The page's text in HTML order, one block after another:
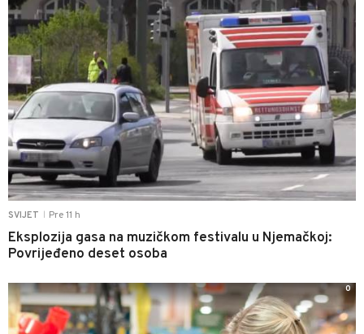
SVIJET Pre 11 h
Eksplozija gasa na muzičkom festivalu u Njemačkoj:
Povrijeđeno deset osoba
0